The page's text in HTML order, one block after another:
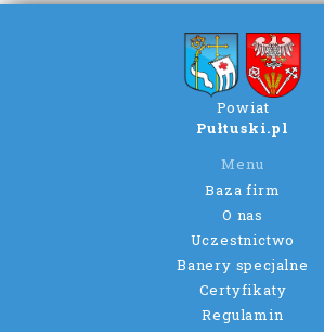
Powiat
Pułtuski.pl
Menu
Baza firm
O nas
Uczestnictwo
Banery specjalne
Certyfikaty
Regulamin